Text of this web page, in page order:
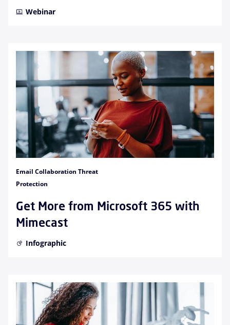
Webinar
Email Collaboration Threat
Protection
Get More from Microsoft 365 with
Mimecast
Infographic